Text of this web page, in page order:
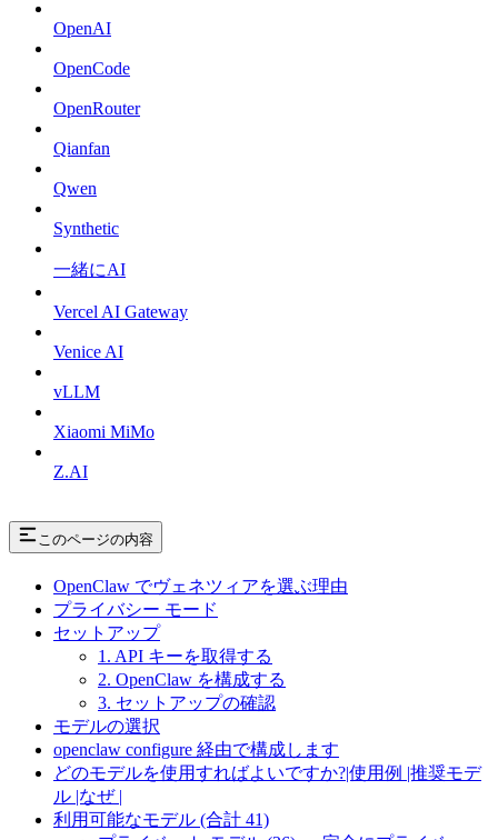
OpenAI
OpenCode
OpenRouter
Qianfan
Qwen
Synthetic
一緒にAI
Vercel AI Gateway
Venice AI
vLLM
Xiaomi MiMo
Z.AI
このページの内容
OpenClaw でヴェネツィアを選ぶ理由
プライバシー モード
セットアップ
1. API キーを取得する
2. OpenClaw を構成する
3. セットアップの確認
モデルの選択
openclaw configure 経由で構成します
どのモデルを使用すればよいですか?|使用例 |推奨モデ
ル |なぜ |
利用可能なモデル (合計 41)